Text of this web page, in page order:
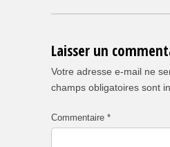
Laisser un
Votre adresse e-mail ne
champs obligatoires sont
Commentaire *